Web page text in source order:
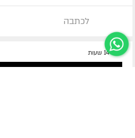
לכתבה
לפני 14 שעות